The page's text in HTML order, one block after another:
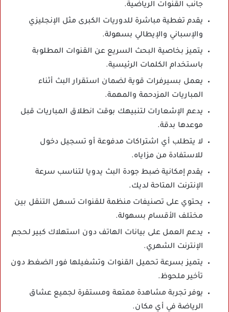
جانب القنوات الرياضية.
يقدم تغطية مباشرة للدوريات الكبرى مثل الإنجليزي
والإسباني والإيطالي بسهولة.
يتميز بخاصية البحث السريع عن القنوات المطلوبة
باستخدام الكلمات الرئيسية.
يعمل بسيرفرات قوية لضمان استقرار البث أثناء
المباريات المزدحمة والمهمة.
يدعم الإشعارات لتنبيهك بوقت انطلاق المباريات قبل
موعدها بدقة.
لا يتطلب أي اشتراكات مدفوعة أو تسجيل دخول
للاستفادة من مزاياه.
يقدم إمكانية ضبط جودة البث يدويا لتناسب سرعة
الإنترنت المتاحة لديك.
يحتوي على تصنيفات منظمة للقنوات تسهل التنقل بين
مختلف الأقسام بسهولة.
يدعم العمل على بيانات الهاتف دون استهلاك كبير لحجم
الإنترنت الشهري.
يتميز بسرعة تحميل القنوات وتشغيلها فور الضغط دون
تأخير ملحوظ.
يوفر تجربة مشاهدة ممتعة ومستقرة لجميع عشاق
الرياضة في أي مكان.